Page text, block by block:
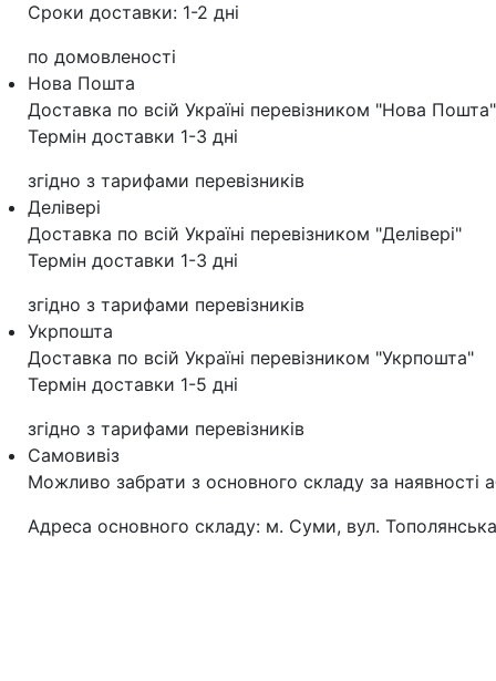
Сроки доставки: 1-2 дні
по домовленості
Нова Пошта
Доставка по всій Україні перевізником "Нова Пошта"
Термін доставки 1-3 дні
згідно з тарифами перевізників
Делівері
Доставка по всій Україні перевізником "Делівері"
Термін доставки 1-3 дні
згідно з тарифами перевізників
Укрпошта
Доставка по всій Україні перевізником "Укрпошта"
Термін доставки 1-5 дні
згідно з тарифами перевізників
Самовивіз
Можливо забрати з основного складу за наявності
Адреса основного складу: м. Суми, вул.